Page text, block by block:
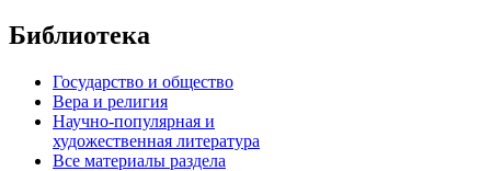
Библиотека
Государство и общество
Вера и религия
Научно-популярная и
художественная литература
Все материалы раздела